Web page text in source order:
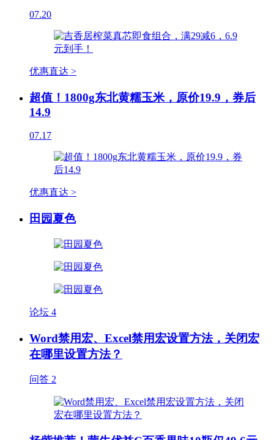
07.20
优惠直达 >
超值！1800g东北黄糯玉米，原价19.9，券后
14.9
07.17
优惠直达 >
田园夏色
论坛 4
Word禁用宏、Excel禁用宏设置方法，关闭宏
在哪里设置方法？
问答 2